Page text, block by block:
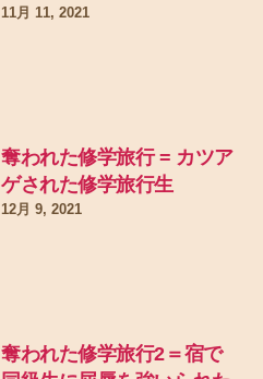
11月 11, 2021
奪われた修学旅行 = カツア
ゲされた修学旅行生
12月 9, 2021
奪われた修学旅行2＝宿で